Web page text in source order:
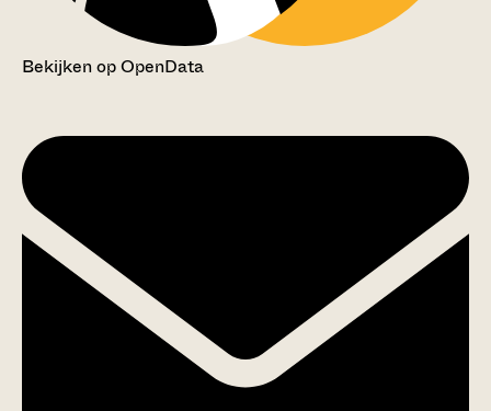
Bekijken op OpenData